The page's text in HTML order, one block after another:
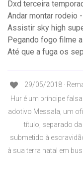
Dxd terceira
Andar montar rodeio
Assistir sky high
Pegando fogo filme
Até que a fuga os
29/05/2018 ·
Hur é um príncipe
adotivo Messala, um
título, separado
submetido à
à sua terra natal em